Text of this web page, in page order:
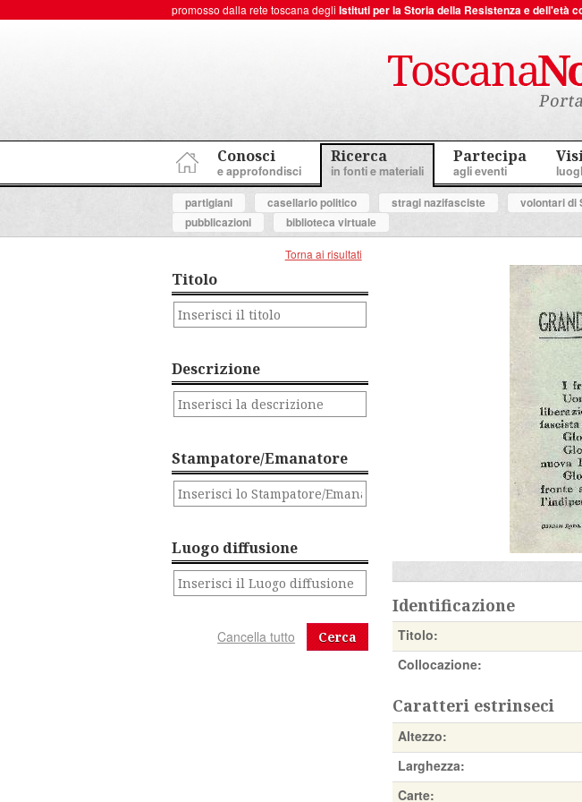
promosso dalla rete toscana degli Istituti per la Storia della Resistenza e dell'età
Conosci
e approfondisci
Ricerca
in fonti e materiali
Partecipa
agli eventi
partigiani
casellario politico stragi nazifasciste volontari di
pubblicazioni
biblioteca virtuale
Titolo
Descrizione
Stampatore/Emanatore
Luogo diffusione
Cerca
Torna ai risultati
Identificazione
Titolo:
Collocazione:
Caratteri estrinseci
Altezzo:
Larghezza:
Carte: